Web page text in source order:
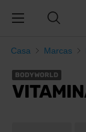
Casa Marcas
BODYWORLD